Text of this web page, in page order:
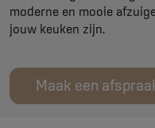
moderne en mooie
jouw keuken zijn.
Maak een